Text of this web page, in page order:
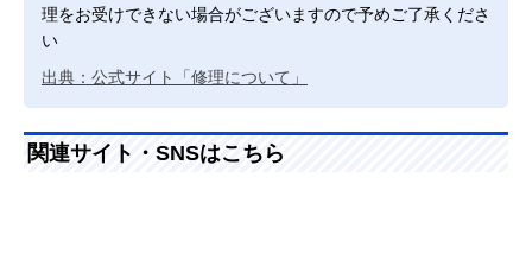
理をお受けできない場合がございますので予めご了承くださ
い
出典：公式サイト「修理について」
関連サイト・SNSはこちら